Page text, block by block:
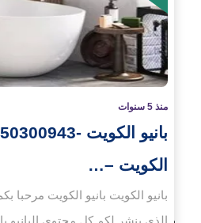
منذ 5 سنوات
الكويت –…
بانيو الكويت بانيو الكويت مرحبا
الذي ينشر لكم كل محتوى البانيو